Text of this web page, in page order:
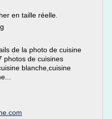
en taille réelle.
de la photo de cuisine
photos de cuisines
blanche,cuisine